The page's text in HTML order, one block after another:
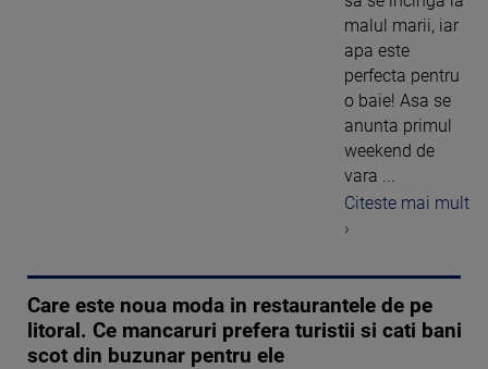
malul marii, iar
apa este
perfecta pentru
o baie! Asa se
anunta primul
weekend de
vara ...
Citeste mai mult
›
Care este noua moda in restaurantele de pe
litoral. Ce mancaruri prefera turistii si cati bani
scot din buzunar pentru ele